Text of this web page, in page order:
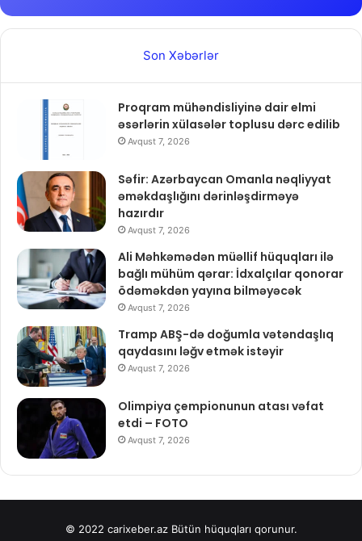
Son Xəbərlər
Proqram mühəndisliyinə dair elmi
əsərlərin xülasələr toplusu dərc edilib
Avqust 7, 2026
Səfir: Azərbaycan Omanla nəqliyyat
əməkdaşlığını dərinləşdirməyə
hazırdır
Avqust 7, 2026
Ali Məhkəmədən müəllif hüquqları ilə
bağlı mühüm qərar: İdxalçılar qonorar
ödəməkdən yayına bilməyəcək
Avqust 7, 2026
Tramp ABŞ-də doğumla vətəndaşlıq
qaydasını ləğv etmək istəyir
Avqust 7, 2026
Olimpiya çempionunun atası vəfat
etdi – FOTO
Avqust 7, 2026
© 2022 carixeber.azBütün hüquqları qorunur.